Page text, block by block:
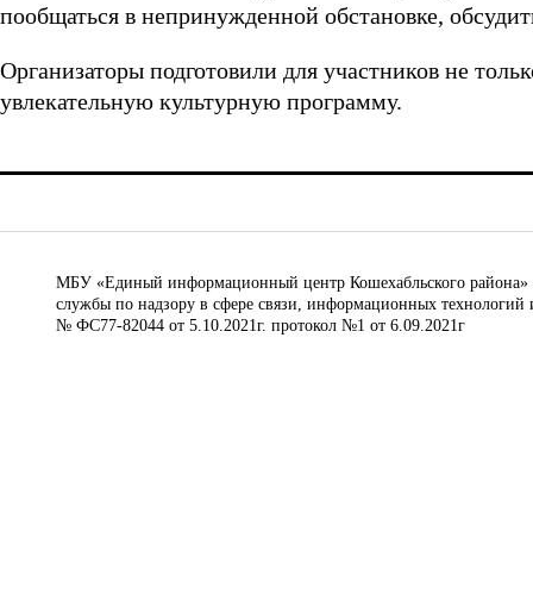
пообщаться в непринужденной обстановке,
Организаторы подготовили для участников не
увлекательную культурную программу.
МБУ «Единый информационный центр Кошехабльского района»
службы по надзору в сфере связи, информационных
№ ФС77-82044 от 5.10.2021г. протокол №1 от 6.09.2021г